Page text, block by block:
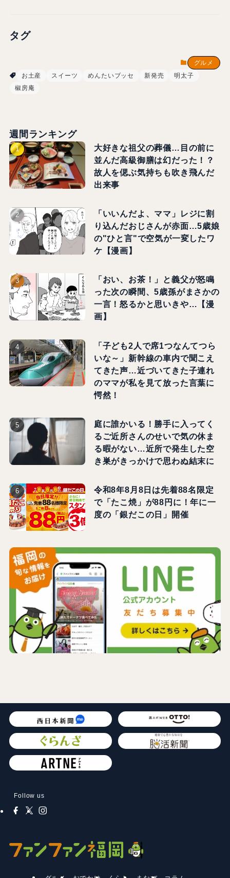
タグ
グルメ
お土産
スイーツ めんたいブッセ 新発売
明太子
椒房庵
週間ランキング
大好きな祖父の葬儀…目の前に
並んだ高級御膳は幻だった！？
故人を偲ぶ気持ちも吹き飛んだ
出来事
「いいんだよ、ママ」レジに割
り込んだおじさんが赤面…5歳娘
の"ひと言"で空気が一変したワ
ケ【漫画】
「おい、お茶！」と義父が怒鳴
った次の瞬間、5歳孫がまさかの
一言！怒るかと思いきや…【漫
画】
「子ども2人で席1つなんてつら
いな～」新幹線の車内で聞こえ
てきた声…近づいてきた子連れ
のママが私を見て放った言葉に
愕然！
庭に誰かいる！勝手に入ってく
るご近所さんのせいで気の休ま
る暇がない…近所で発生した空
き巣がきっかけで思わぬ結末に
令和8年8月8日は先着88名限定
で「たこ焼」が88円に！年に一
度の「銀だこの日」開催
Follow us